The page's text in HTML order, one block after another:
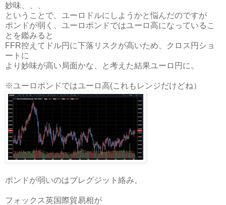
妙味、、、
ということで、ユーロドルにしようかと悩んだのですが
ポンドが弱く、ユーロポンドではユーロ高になっているこ
とを鑑みると
FFR控えてドル円に下落リスクが高いため、クロス円ショ
ートに
より妙味が高い局面かな、と考えた結果ユーロ円に。
※ユーロポンドではユーロ高(これもレンジだけどね）
ポンドが弱いのはブレグジット絡み。
フォックス英国際貿易相が